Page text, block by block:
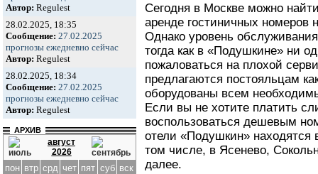
Автор: Regulest
28.02.2025, 18:35
Сообщение: 27.02.2025
прогнозы ежедневно сейчас
Автор: Regulest
28.02.2025, 18:34
Сообщение: 27.02.2025
прогнозы ежедневно сейчас
Автор: Regulest
АРХИВ
август
2026
пон втр срд чет пят суб вск
Сегодня в Москве можно
аренде гостиничных номеров
Однако уровень
тогда как в «Подушкине» ни
пожаловаться на плохой
предлагаются постояльцам
оборудованы всем
Если вы не хотите платить
воспользоваться дешевым
отели «Подушкин» находятся
том числе, в Ясенево,
далее.